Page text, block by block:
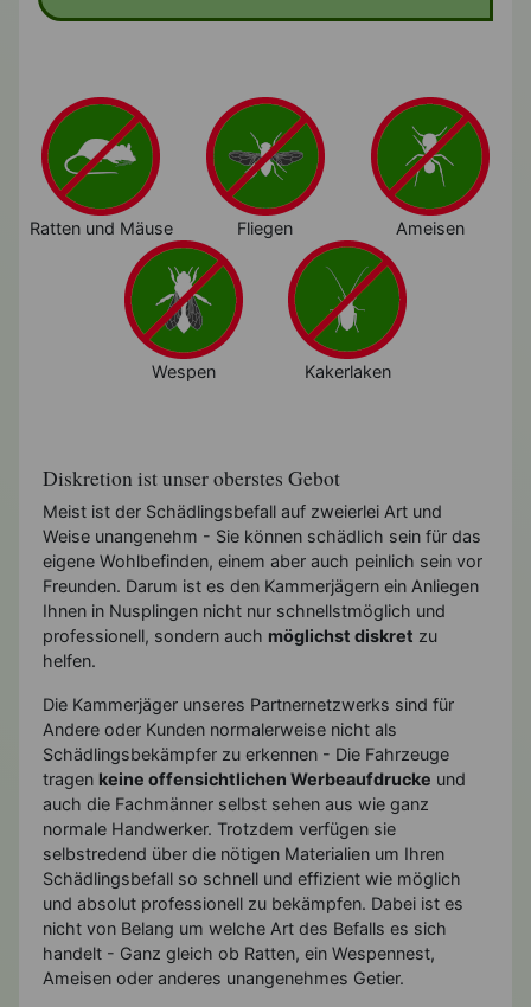
Ratten und Mäuse Fliegen Ameisen
Wespen Kakerlaken
Diskretion ist unser oberstes Gebot
Meist ist der Schädlingsbefall auf zweierlei Art und
Weise unangenehm - Sie können schädlich sein für das
eigene Wohlbefinden, einem aber auch peinlich sein vor
Freunden. Darum ist es den Kammerjägern ein Anliegen
Ihnen in Nusplingen nicht nur schnellstmöglich und
professionell, sondern auch möglichst diskret zu
helfen.
Die Kammerjäger unseres Partnernetzwerks sind für
Andere oder Kunden normalerweise nicht als
Schädlingsbekämpfer zu erkennen - Die Fahrzeuge
tragen keine offensichtlichen Werbeaufdrucke und
auch die Fachmänner selbst sehen aus wie ganz
normale Handwerker. Trotzdem verfügen sie
selbstredend über die nötigen Materialien um Ihren
Schädlingsbefall so schnell und effizient wie möglich
und absolut professionell zu bekämpfen. Dabei ist es
nicht von Belang um welche Art des Befalls es sich
handelt - Ganz gleich ob Ratten, ein Wespennest,
Ameisen oder anderes unangenehmes Getier.